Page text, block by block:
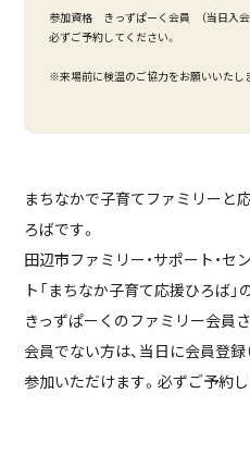
参加資格 きっずぱーく会員 （当日入会
必ずご予約してください。
※来場前に検温のご協力をお願いいたし
まちなかで子育てファミリーと
ろばです。
田辺市ファミリー・サポート・
ト「まちなか子育て応援ひろば」
きっずぱーくのファミリー会員
会員でない方は、当日に会員登
参加いただけます。必ずご予約し